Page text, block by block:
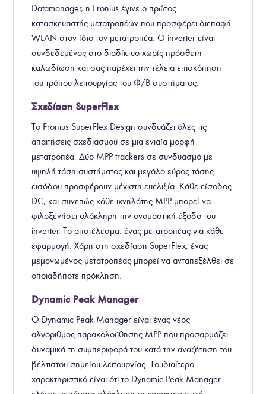
Datamanager, η Fronius έγινε ο πρώτος
κατασκευαστής μετατροπέων που προσφέρει διεπαφή
WLAN στον ίδιο τον μετατροπέα. Ο inverter είναι
συνδεδεμένος στο διαδίκτυο χωρίς πρόσθετη
καλωδίωση και σας παρέχει την τέλεια επισκόπηση
του τρόπου λειτουργίας του Φ/Β συστήματος.
Σχεδίαση SuperFlex
Το Fronius SuperFlex Design συνδυάζει όλες τις
απαιτήσεις σχεδιασμού σε μια ενιαία μορφή
μετατροπέα. Δύο MPP trackers σε συνδυασμό με
υψηλή τάση συστήματος και μεγάλο εύρος τάσης
εισόδου προσφέρουν μέγιστη ευελιξία. Κάθε είσοδος
DC, και συνεπώς κάθε ιχνηλάτης MPP, μπορεί να
φιλοξενήσει ολόκληρη την ονομαστική έξοδο του
inverter. Το αποτέλεσμα: ένας μετατροπέας για κάθε
εφαρμογή. Χάρη στη σχεδίαση SuperFlex, ένας
μεμονωμένος μετατροπέας μπορεί να ανταπεξέλθει σε
οποιαδήποτε πρόκληση.
Dynamic Peak Manager
Ο Dynamic Peak Manager είναι ένας νέος
αλγόριθμος παρακολούθησης MPP που προσαρμόζει
δυναμικά τη συμπεριφορά του κατά την αναζήτηση του
βέλτιστου σημείου λειτουργίας. Το ιδιαίτερο
χαρακτηριστικό είναι ότι το Dynamic Peak Manager